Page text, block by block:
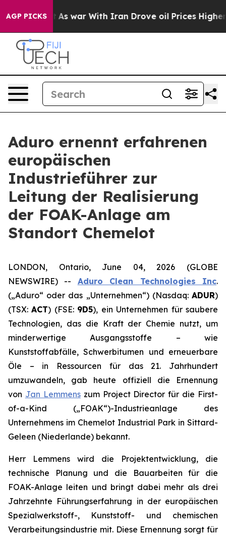
AGP PICKS
As war With Iran Drove oil Prices Higher, Trump
Aduro ernennt erfahrenen
europäischen
Industrieführer zur
Leitung der Realisierung
der FOAK-Anlage am
Standort Chemelot
LONDON, Ontario, June 04, 2026 (GLOBE
NEWSWIRE) -- Aduro Clean Technologies Inc.
(„Aduro“ oder das „Unternehmen“) (Nasdaq: ADUR)
(TSX:ACT) (FSE: 9D5), ein Unternehmen für saubere
Technologien, das die Kraft der Chemie nutzt, um
minderwertige Ausgangsstoffe – wie
Kunststoffabfälle, Schwerbitumen und erneuerbare
Öle – in Ressourcen für das 21. Jahrhundert
umzuwandeln, gab heute offiziell die Ernennung
von Jan Lemmenszum Project Director für die First-
of-a-Kind („FOAK“)-Industrieanlage des
Unternehmens im Chemelot Industrial Park in Sittard-
Geleen (Niederlande) bekannt.
Herr Lemmens wird die Projektentwicklung, die
technische Planung und die Bauarbeiten für die
FOAK-Anlage leiten und bringt dabei mehr als drei
Jahrzehnte Führungserfahrung in der europäischen
Spezialwerkstoff-, Kunststoff- und chemischen
Verarbeitungsindustrie mit. Diese Ernennung sorgt für